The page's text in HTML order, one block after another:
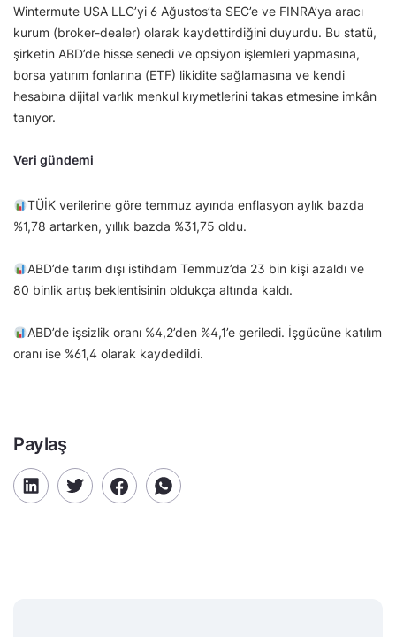
Wintermute USA LLC’yi 6 Ağustos’ta SEC’e ve FINRA’ya aracı
kurum (broker-dealer) olarak kaydettirdiğini duyurdu. Bu statü,
şirketin ABD’de hisse senedi ve opsiyon işlemleri yapmasına,
borsa yatırım fonlarına (ETF) likidite sağlamasına ve kendi
hesabına dijital varlık menkul kıymetlerini takas etmesine imkân
tanıyor.
Veri gündemi
TÜİK verilerine göre temmuz ayında enflasyon aylık bazda
%1,78 artarken, yıllık bazda %31,75 oldu.
ABD’de tarım dışı istihdam Temmuz’da 23 bin kişi azaldı ve
80 binlik artış beklentisinin oldukça altında kaldı.
ABD’de işsizlik oranı %4,2’den %4,1’e geriledi. İşgücüne katılım
oranı ise %61,4 olarak kaydedildi.
Paylaş